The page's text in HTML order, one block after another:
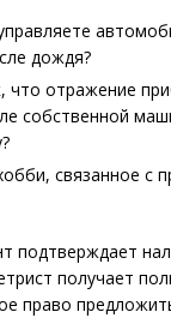
дождя?
что отражение
собственной
связанное с
подтверждает
получает
право